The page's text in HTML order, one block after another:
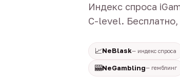
Индекс спроса
C-level. Бесплатно,
📈NeBlask— индекс спроса
🎰NeGambling— гемблинг